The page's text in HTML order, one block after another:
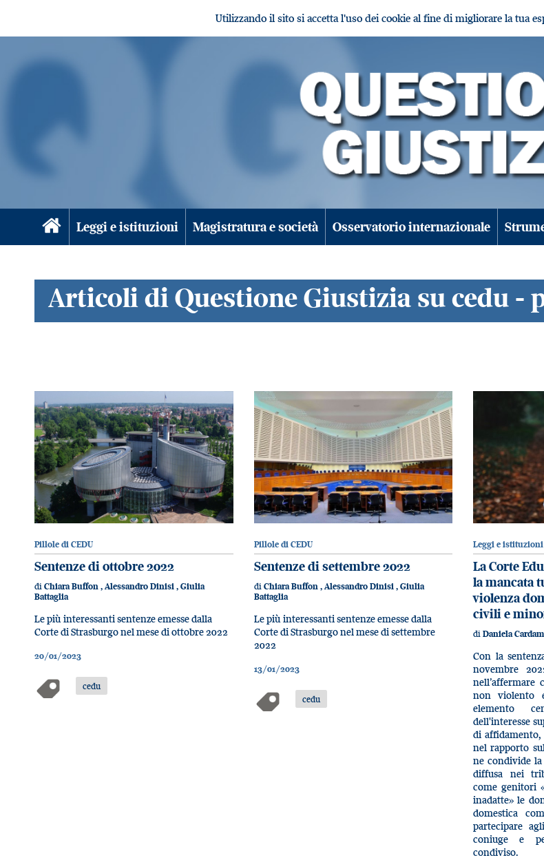
Utilizzando il sito si accetta l'uso dei cookie al fine di migliorare la tua
Leggi e istituzioni Magistratura e società Osservatorio internazionale
Articoli di Questione Giustizia su cedu -
Pillole di CEDU
Sentenze di ottobre 2022
di Chiara Buffon , Alessandro Dinisi , Giulia
Battaglia
Le più interessanti sentenze emesse dalla
Corte di Strasburgo nel mese di ottobre 2022
20/01/2023
cedu
Pillole di CEDU
Sentenze di settembre 2022
di Chiara Buffon , Alessandro Dinisi , Giulia
Battaglia
Le più interessanti sentenze emesse dalla
Corte di Strasburgo nel mese di settembre
2022
13/01/2023
cedu
Leggi e istituzioni
La Corte
la mancata
violenza
civili e
di Daniela
Con la
novembre
nell’affermare
non violento
elemento
dell'interesse
di
nel rapporto
ne condivide la
diffusa nei
come genitori
inadatte» le
domestica
partecipare
coniuge e
condiviso.